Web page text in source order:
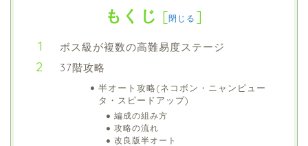
もくじ [閉じる ]
ボス級が複数の高難易度ステージ
37階攻略
半オート攻略(ネコボン・ニャンピュー
タ・スピードアップ)
編成の組み方
攻略の流れ
改良版半オート